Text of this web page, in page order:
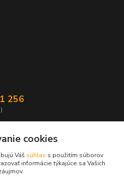
256
cookies
Váš súhlas s použitím súborov
informácie týkajúce sa Vašich